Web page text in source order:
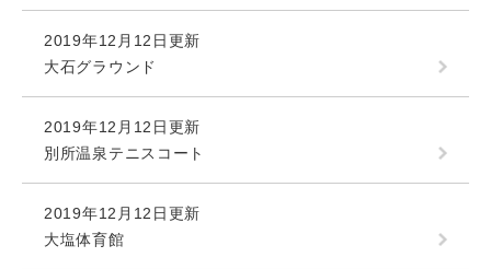
2019年12月12日更新
大石グラウンド
2019年12月12日更新
別所温泉テニスコート
2019年12月12日更新
大塩体育館